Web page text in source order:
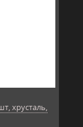
хрусталь,